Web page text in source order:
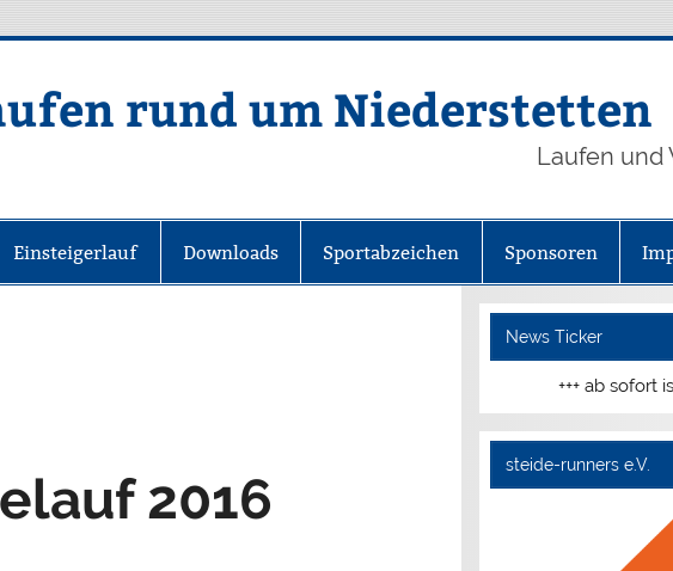
rund um Niederstetten
Laufen und
Einsteigerlauf Downloads Sportabzeichen Sponsoren
2016
News Ticker
+++ ab sofort ist unser
steide-runners e.V.